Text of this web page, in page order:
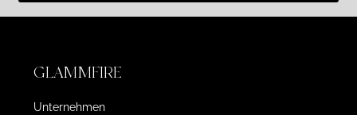
GLAMMFIRE
Unternehmen